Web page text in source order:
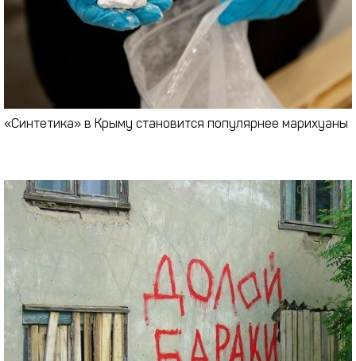
«Синтетика» в Крыму становится популярнее марихуаны